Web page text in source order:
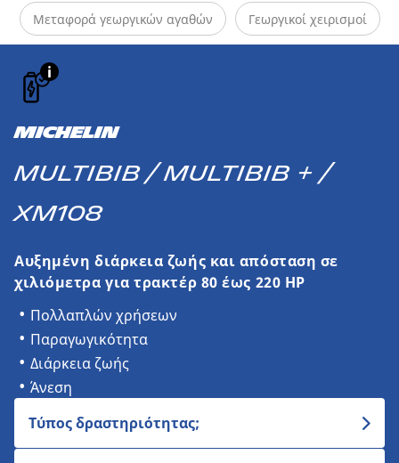
Μεταφορά γεωργικών αγαθών Γεωργικοί χειρισμοί
MICHELIN
MULTIBIB / MULTIBIB + /
XM108
Αυξημένη διάρκεια ζωής και απόσταση σε
χιλιόμετρα για τρακτέρ 80 έως 220 HP
Πολλαπλών χρήσεων
Παραγωγικότητα
Διάρκεια ζωής
Άνεση
Τύπος δραστηριότητας;